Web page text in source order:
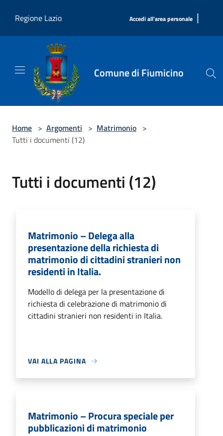
Regione Lazio
Accedi all'area personale |
Comune di Fiumicino
Home > Argomenti > Matrimonio >
Tutti i documenti (12)
Tutti i documenti (12)
Matrimonio – Delega alla
presentazione della richiesta di
matrimonio di cittadini stranieri non
residenti in Italia.
Modello di delega per la presentazione di
richiesta di celebrazione di matrimonio di
cittadini stranieri non residenti in Italia.
VAI ALLA PAGINA
Matrimonio – Procura speciale per
pubblicazioni di matrimonio